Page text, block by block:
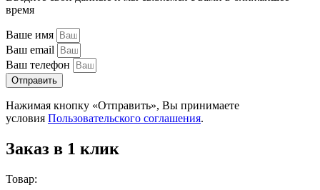
время
Ваше имя
Ваш email
Ваш телефон
Отправить
Нажимая кнопку «Отправить», Вы принимаете
условия Пользовательского соглашения.
Заказ в 1 клик
Товар: